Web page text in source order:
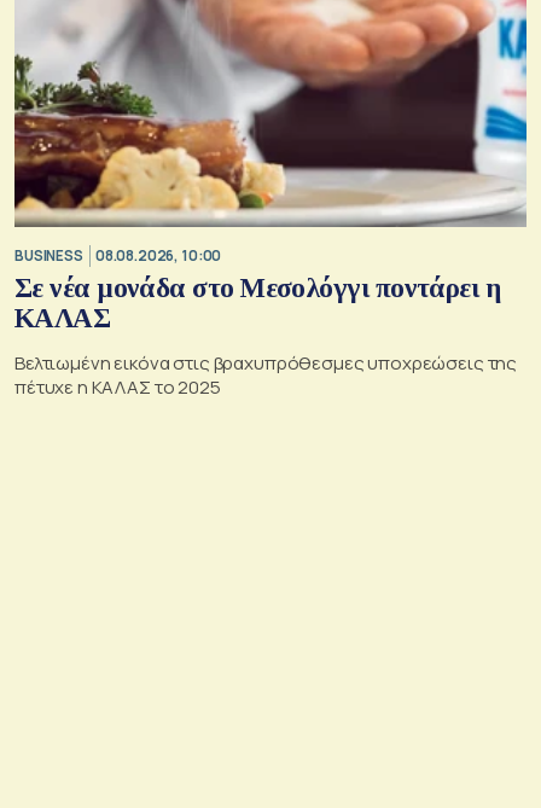
BUSINESS 08.08.2026, 10:00
Σε νέα μονάδα στο Μεσολόγγι ποντάρει η
ΚΑΛΑΣ
Βελτιωμένη εικόνα στις βραχυπρόθεσμες υποχρεώσεις της
πέτυχε η ΚΑΛΑΣ το 2025